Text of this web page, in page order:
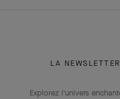
LA
Explorez l'univers